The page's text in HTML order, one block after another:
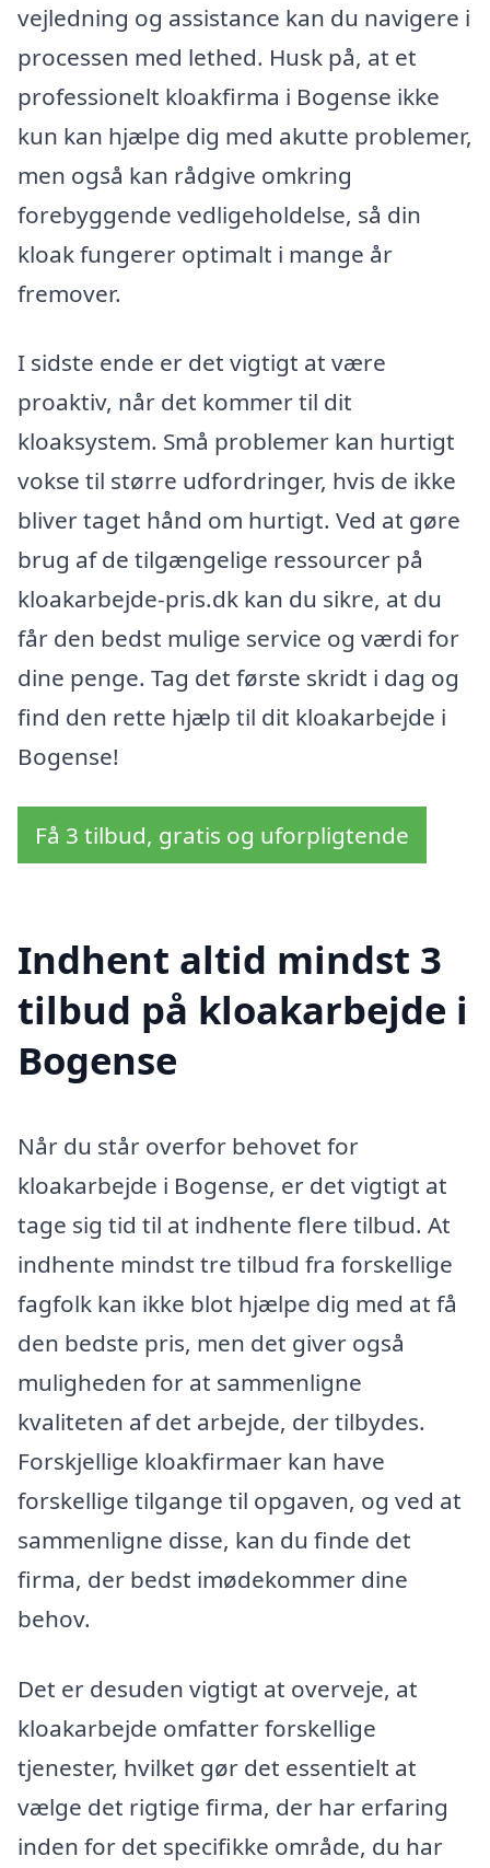
vejledning og assistance kan du navigere i
processen med lethed. Husk på, at et
professionelt kloakfirma i Bogense ikke
kun kan hjælpe dig med akutte problemer,
men også kan rådgive omkring
forebyggende vedligeholdelse, så din
kloak fungerer optimalt i mange år
fremover.
I sidste ende er det vigtigt at være
proaktiv, når det kommer til dit
kloaksystem. Små problemer kan hurtigt
vokse til større udfordringer, hvis de ikke
bliver taget hånd om hurtigt. Ved at gøre
brug af de tilgængelige ressourcer på
kloakarbejde-pris.dk kan du sikre, at du
får den bedst mulige service og værdi for
dine penge. Tag det første skridt i dag og
find den rette hjælp til dit kloakarbejde i
Bogense!
Få 3 tilbud, gratis og uforpligtende
Indhent altid mindst 3
tilbud på kloakarbejde i
Bogense
Når du står overfor behovet for
kloakarbejde i Bogense, er det vigtigt at
tage sig tid til at indhente flere tilbud. At
indhente mindst tre tilbud fra forskellige
fagfolk kan ikke blot hjælpe dig med at få
den bedste pris, men det giver også
muligheden for at sammenligne
kvaliteten af det arbejde, der tilbydes.
Forskjellige kloakfirmaer kan have
forskellige tilgange til opgaven, og ved at
sammenligne disse, kan du finde det
firma, der bedst imødekommer dine
behov.
Det er desuden vigtigt at overveje, at
kloakarbejde omfatter forskellige
tjenester, hvilket gør det essentielt at
vælge det rigtige firma, der har erfaring
inden for det specifikke område, du har